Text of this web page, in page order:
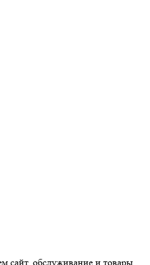
сайт, обслуживание и товары.